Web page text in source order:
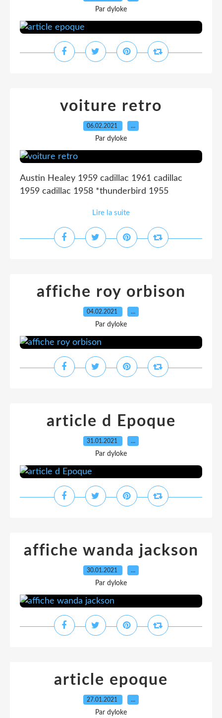
Par dyloke
voiture retro
06.02.2021 …
Par dyloke
Austin Healey 1959 cadillac 1961 cadillac
1959 cadillac 1958 *thunderbird 1955
Lire la suite
affiche roy orbison
04.02.2021 …
Par dyloke
article d Epoque
31.01.2021 …
Par dyloke
affiche wanda jackson
30.01.2021 …
Par dyloke
article epoque
27.01.2021 …
Par dyloke